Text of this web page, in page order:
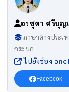
อรชุดา ศรีบุญ
ภาษาต่างประเ
กระบก
ไปยังช่อง
Facebook